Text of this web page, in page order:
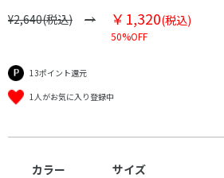
¥2,640(税込) ￥1,320(税込)
50%OFF
13ポイント還元
1人がお気に入り登録中
カラー サイズ